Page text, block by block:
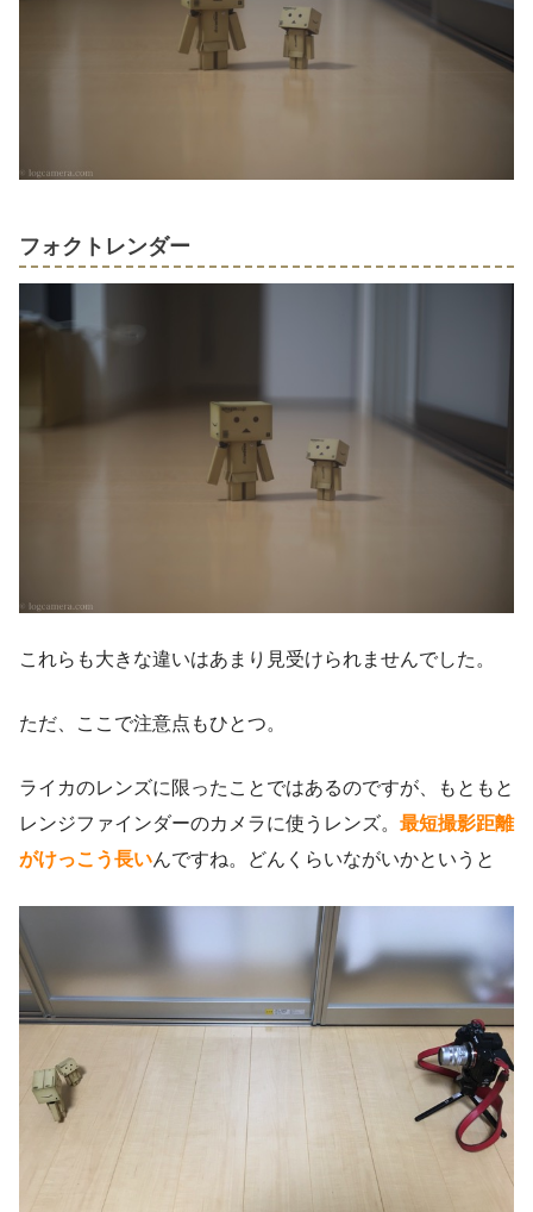
フォクトレンダー
これらも大きな違いはあまり見受けられませんでした。
ただ、ここで注意点もひとつ。
ライカのレンズに限ったことではあるのですが、もともと
レンジファインダーのカメラに使うレンズ。 最短撮影距離
がけっこう長いんですね。どんくらいながいかというと